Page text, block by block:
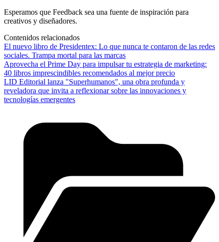
Esperamos que Feedback sea una fuente de inspiración para
creativos y diseñadores.
Contenidos relacionados
El nuevo libro de Presidentex: Lo que nunca te contaron de las redes
sociales. Trampa mortal para las marcas
Aprovecha el Prime Day para impulsar tu estrategia de marketing:
40 libros imprescindibles recomendados al mejor precio
LID Editorial lanza "Superhumanos", una obra profunda y
reveladora que invita a reflexionar sobre las innovaciones y
tecnologías emergentes